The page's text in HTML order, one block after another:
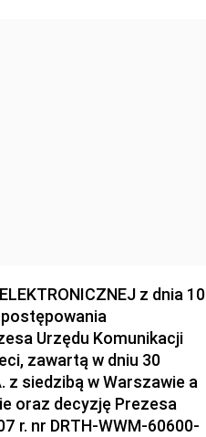
z dnia 10
Urzędu Komunikacji
zawartą w dniu 30
z siedzibą w Warszawie a
oraz decyzję Prezesa
r. nr DRTH-WWM-60600-